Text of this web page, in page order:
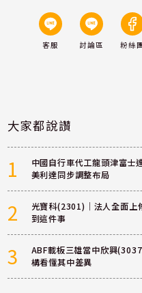
客服 討論區 粉絲
大家都說讚
1
中國自行車代工龍頭津富
美利達同步調整布局
2
光寶科(2301)｜法人全面上
到這件事
3
ABF載板三雄當中欣興
構看懂其中差異